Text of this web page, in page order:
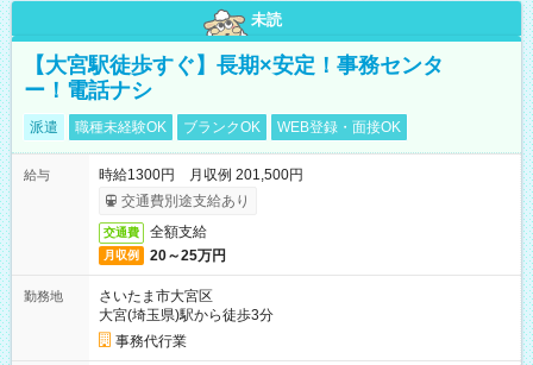
未読
【大宮駅徒歩すぐ】長期×安定！事務センタ
ー！電話ナシ
派遣 職種未経験OK ブランクOK WEB登録・面接OK
給与
時給1300円 月収例 201,500円
交通費別途支給あり
交通費 全額支給
月収例 20～25万円
勤務地
さいたま市大宮区
大宮(埼玉県)駅から徒歩3分
事務代行業